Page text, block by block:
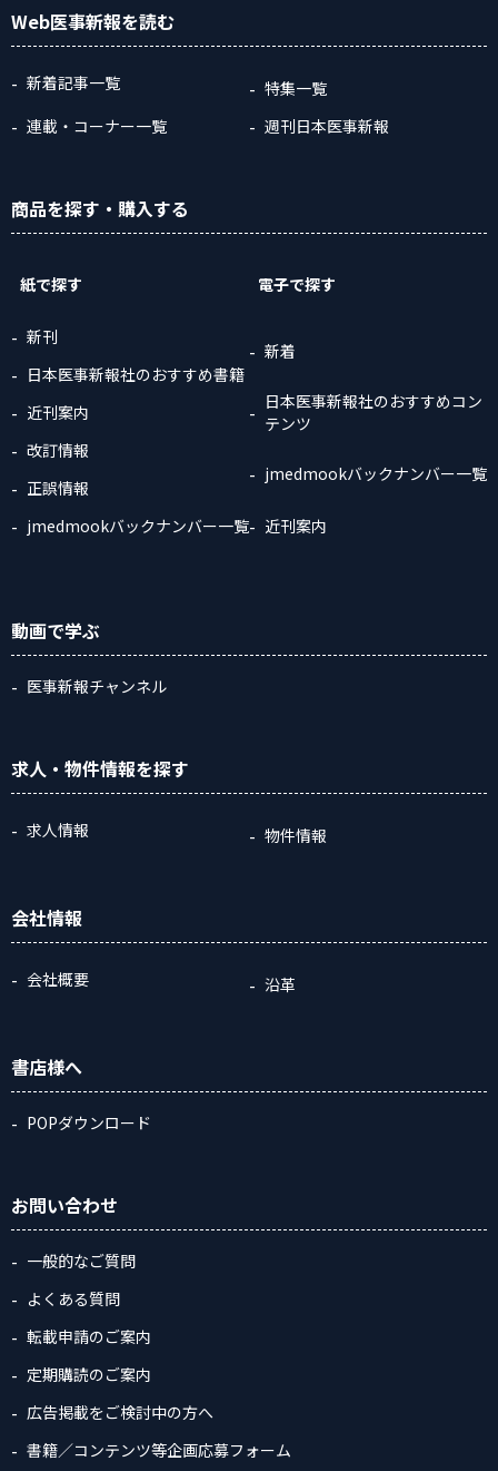
Web医事新報を読む
新着記事一覧
特集一覧
連載・コーナー一覧
週刊日本医事新報
商品を探す ・購入する
紙で探す
新刊
日本医事新報社のおすすめ書籍
近刊案内
改訂情報
正誤情報
jmedmookバックナンバー一覧
電子で探す
新着
日本医事新報社のおすすめコン
テンツ
jmedmookバックナンバー一覧
近刊案内
動画で学ぶ
医事新報チャンネル
求人・物件情報を探す
求人情報 物件情報
会社情報
会社概要 沿革
書店様へ
POPダウンロード
お問い合わせ
一般的なご質問
よくある質問
転載申請のご案内
定期購読のご案内
広告掲載をご検討中の方へ
書籍／コンテンツ等企画応募フォーム